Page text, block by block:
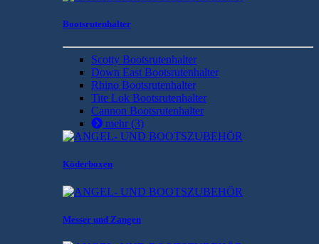
Bootsrutenhalter
Scotty Bootsrutenhalter
Down East Bootsrutenhalter
Rhino Bootsrutenhalter
Tite Lok Bootsrutenhalter
Cannon Bootsrutenhalter
mehr(3)
Köderboxen
Messer und Zangen